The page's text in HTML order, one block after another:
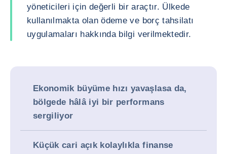
yöneticileri için değerli bir araçtır. Ülkede
kullanılmakta olan ödeme ve borç tahsilatı
uygulamaları hakkında bilgi verilmektedir.
Ekonomik büyüme hızı yavaşlasa da,
bölgede hâlâ iyi bir performans
sergiliyor
Küçük cari açık kolaylıkla finanse